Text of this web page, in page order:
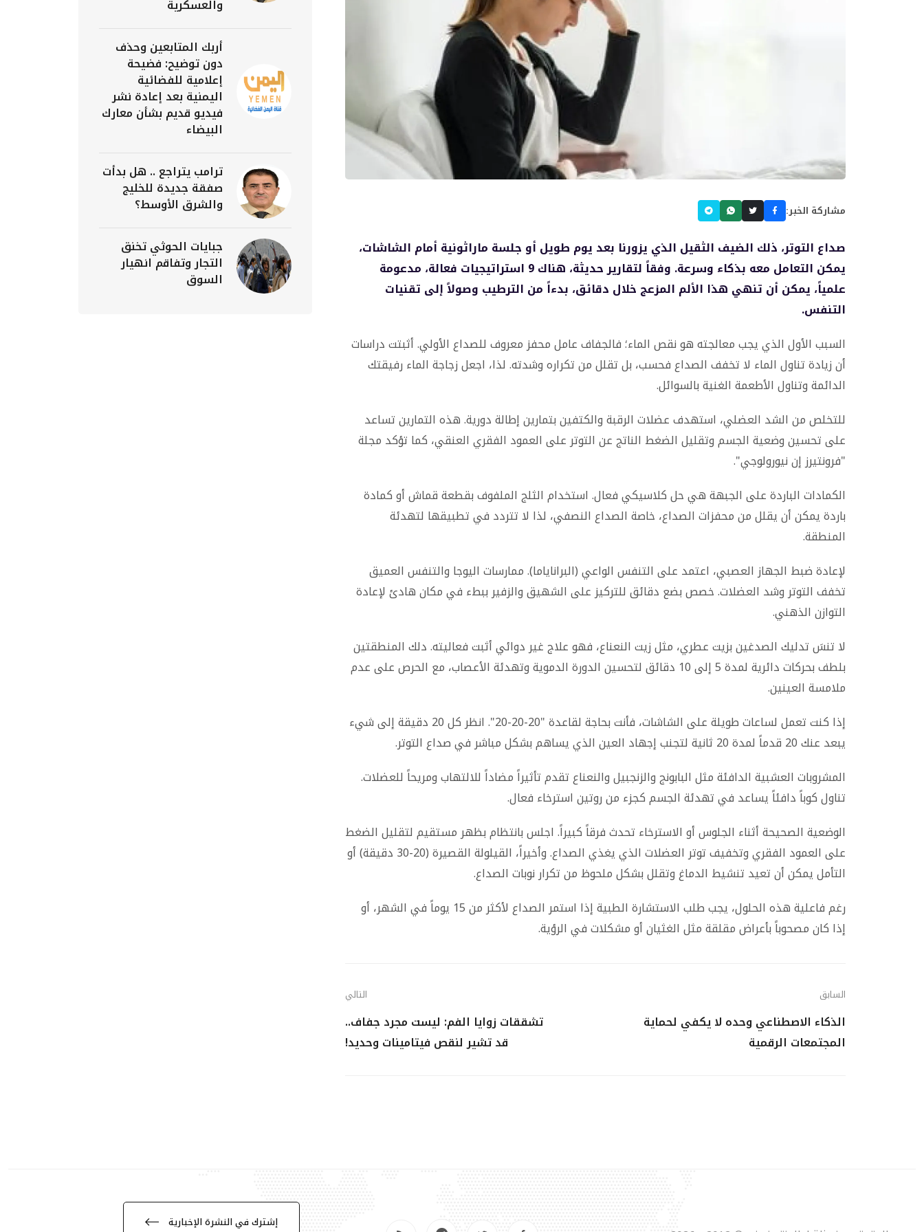
مشاركة الخبر:
صداع التوتر، ذلك الضيف الثقيل الذي يزورنا بعد يوم طويل أو جلسة ماراثونية أمام الشاشات،
يمكن التعامل معه بذكاء وسرعة. وفقاً لتقارير حديثة، هناك 9 استراتيجيات فعالة، مدعومة
علمياً، يمكن أن تنهي هذا الألم المزعج خلال دقائق، بدءاً من الترطيب وصولاً إلى تقنيات
التنفس.
السبب الأول الذي يجب معالجته هو نقص الماء؛ فالجفاف عامل محفز معروف للصداع الأولي. أثبتت دراسات
أن زيادة تناول الماء لا تخفف الصداع فحسب، بل تقلل من تكراره وشدته. لذا، اجعل زجاجة الماء رفيقتك
الدائمة وتناول الأطعمة الغنية بالسوائل.
للتخلص من الشد العضلي، استهدف عضلات الرقبة والكتفين بتمارين إطالة دورية. هذه التمارين تساعد
على تحسين وضعية الجسم وتقليل الضغط الناتج عن التوتر على العمود الفقري العنقي، كما تؤكد مجلة
"فرونتيرز إن نيورولوجي".
الكمادات الباردة على الجبهة هي حل كلاسيكي فعال. استخدام الثلج الملفوف بقطعة قماش أو كمادة
باردة يمكن أن يقلل من محفزات الصداع، خاصة الصداع النصفي، لذا لا تتردد في تطبيقها لتهدئة
المنطقة.
لإعادة ضبط الجهاز العصبي، اعتمد على التنفس الواعي (البراناياما). ممارسات اليوجا والتنفس العميق
تخفف التوتر وشد العضلات. خصص بضع دقائق للتركيز على الشهيق والزفير ببطء في مكان هادئ لإعادة
التوازن الذهني.
لا تنسَ تدليك الصدغين بزيت عطري، مثل زيت النعناع، فهو علاج غير دوائي أثبت فعاليته. دلك المنطقتين
بلطف بحركات دائرية لمدة 5 إلى 10 دقائق لتحسين الدورة الدموية وتهدئة الأعصاب، مع الحرص على عدم
ملامسة العينين.
إذا كنت تعمل لساعات طويلة على الشاشات، فأنت بحاجة لقاعدة "20-20-20". انظر كل 20 دقيقة إلى شيء
يبعد عنك 20 قدماً لمدة 20 ثانية لتجنب إجهاد العين الذي يساهم بشكل مباشر في صداع التوتر.
المشروبات العشبية الدافئة مثل البابونج والزنجبيل والنعناع تقدم تأثيراً مضاداً للالتهاب ومريحاً للعضلات.
تناول كوباً دافئاً يساعد في تهدئة الجسم كجزء من روتين استرخاء فعال.
الوضعية الصحيحة أثناء الجلوس أو الاسترخاء تحدث فرقاً كبيراً. اجلس بانتظام بظهر مستقيم لتقليل الضغط
على العمود الفقري وتخفيف توتر العضلات الذي يغذي الصداع. وأخيراً، القيلولة القصيرة (20-30 دقيقة) أو
التأمل يمكن أن تعيد تنشيط الدماغ وتقلل بشكل ملحوظ من تكرار نوبات الصداع.
رغم فاعلية هذه الحلول، يجب طلب الاستشارة الطبية إذا استمر الصداع لأكثر من 15 يوماً في الشهر، أو
إذا كان مصحوباً بأعراض مقلقة مثل الغثيان أو مشكلات في الرؤية.
السابق
الذكاء الاصطناعي وحده لا يكفي لحماية
المجتمعات الرقمية
التالي
تشققات زوايا الفم: ليست مجرد جفاف..
قد تشير لنقص فيتامينات وحديد!
والعسكرية
أربك المتابعين وحذف
دون توضيح: فضيحة
إعلامية للفضائية
اليمنية بعد إعادة نشر
فيديو قديم بشأن معارك
البيضاء
ترامب يتراجع .. هل بدأت
صفقة جديدة للخليج
والشرق الأوسط؟
جبايات الحوثي تخنق
التجار وتفاقم انهيار
السوق
إشترك في النشرة الإخبارية